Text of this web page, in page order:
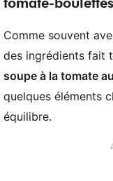
Comme souvent
des ingrédients fait
soupe à la tomate
quelques éléments
équilibre.